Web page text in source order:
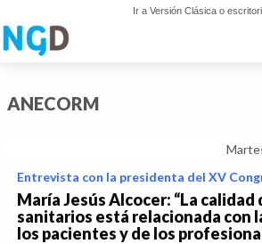
Ir a Versión Clásica o
ANECORM
Entrevista con la presidenta del XV
María Jesús Alcocer: “La
sanitarios está relacionada con
los pacientes y de los